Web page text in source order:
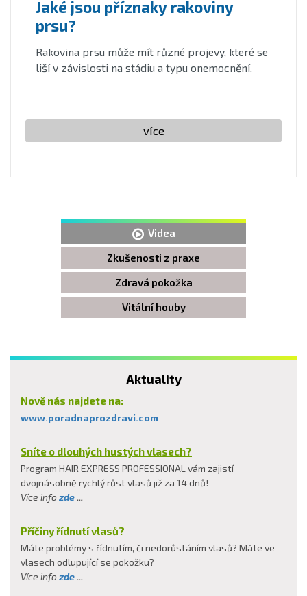
Jaké jsou příznaky rakoviny
prsu?
Rakovina prsu může mít různé projevy, které se
liší v závislosti na stádiu a typu onemocnění.
více
Videa
Zkušenosti z praxe
Zdravá pokožka
Vitální houby
Aktuality
Nově nás najdete na:
www.poradnaprozdravi.com
Sníte o dlouhých hustých vlasech?
Program HAIR EXPRESS PROFESSIONAL vám zajistí
dvojnásobně rychlý růst vlasů již za 14 dnů!
Více info zde...
Příčiny řídnutí vlasů?
Máte problémy s řídnutím, či nedorůstáním vlasů? Máte ve
vlasech odlupující se pokožku?
Více info zde...